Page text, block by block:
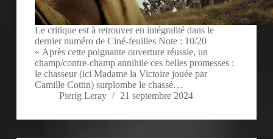
Le critique est à retrouver en intégralité dans le
dernier numéro de Ciné-feuilles Note : 10/20
« Après cette poignante ouverture réussie, un
champ/contre-champ annihile ces belles promesses :
le chasseur (ici Madame la Victoire jouée par
Camille Cottin) surplombe le chassé…
Pierig Leray
21 septembre 2024